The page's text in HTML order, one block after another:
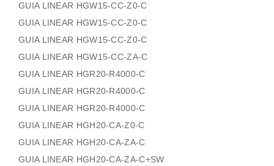
GUIA LINEAR HGW15-CC-Z0-C
GUIA LINEAR HGW15-CC-Z0-C
GUIA LINEAR HGW15-CC-Z0-C
GUIA LINEAR HGW15-CC-ZA-C
GUIA LINEAR HGR20-R4000-C
GUIA LINEAR HGR20-R4000-C
GUIA LINEAR HGR20-R4000-C
GUIA LINEAR HGH20-CA-Z0-C
GUIA LINEAR HGH20-CA-ZA-C
GUIA LINEAR HGH20-CA-ZA-C+SW